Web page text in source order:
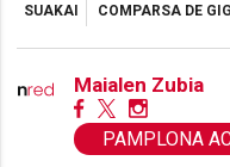
SUAKAI COMPARSA DE
Maialen Zubia
PAMPLONA